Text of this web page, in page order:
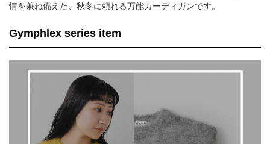
情を兼ね備えた、秋冬に頼れる万能カーディガンです。
Gymphlex series item